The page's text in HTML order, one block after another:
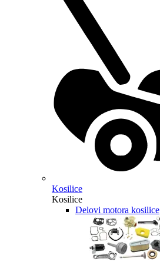
Kosilice
Kosilice
Delovi motora kosilice